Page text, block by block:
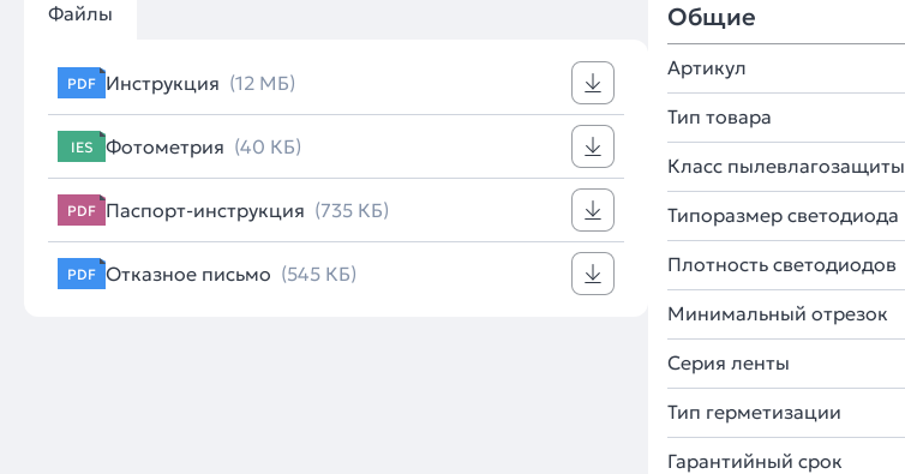
Файлы
PDF Инструкция (12 МБ)
IES Фотометрия (40 КБ)
PDF Паспорт-инструкция (735 КБ)
PDF Отказное письмо (545 КБ)
Общие
Артикул
Тип товара
Класс пылевлагозащиты
Типоразмер светодиода
Плотность светодиодов
Минимальный отрезок
Серия ленты
Тип герметизации
Гарантийный срок